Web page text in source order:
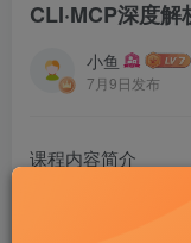
CLI·MCP深度解
小鱼
7月9日发布
课程内容简介
本套Codex从入门
盖多渠道账号充值